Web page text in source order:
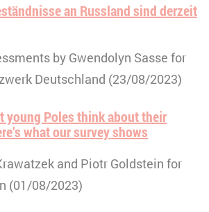
an Russland sind derzeit
by Gwendolyn Sasse for
Deutschland (23/08/2023)
young Poles think about their
what our survey shows
and Piotr Goldstein for
(01/08/2023)